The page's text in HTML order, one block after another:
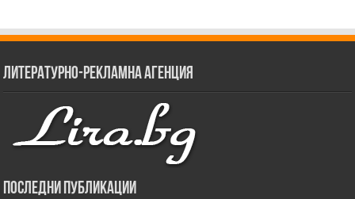
Литературно-рекламна агенция
Последни публикации